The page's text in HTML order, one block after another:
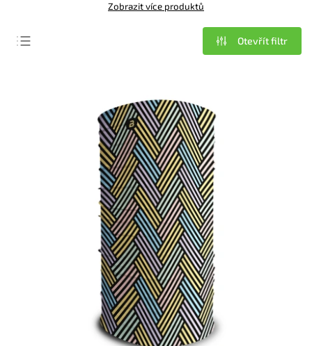
Zobrazit více produktů
Nejprodávanější
Otevřít filtr